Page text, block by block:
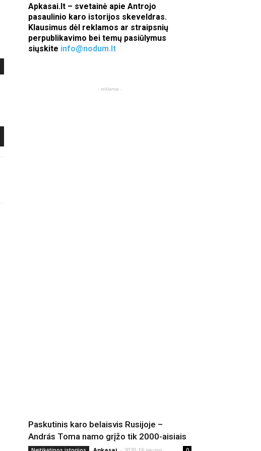
Apkasai.lt – svetainė apie Antrojo
pasaulinio karo istorijos skeveldras.
Klausimus dėl reklamos ar straipsnių
perpublikavimo bei temų pasiūlymus
siųskite info@nodum.lt
- reklama -
Paskutinis karo belaisvis Rusijoje –
András Toma namo grįžo tik 2000-aisiais